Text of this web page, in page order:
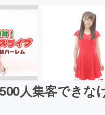
500人集客できな